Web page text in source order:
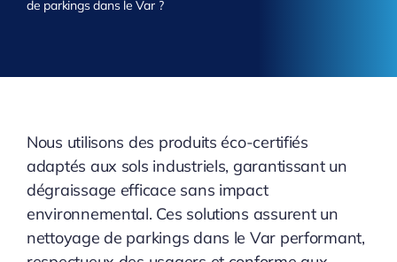
de parkings dans le Var ?
Nous utilisons des produits éco-certifiés
adaptés aux sols industriels, garantissant un
dégraissage efficace sans impact
environnemental. Ces solutions assurent un
nettoyage de parkings dans le Var performant,